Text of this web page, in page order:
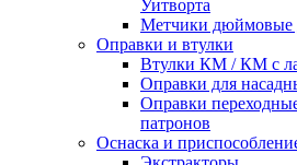
Уитворта
Метчики дюймовые
Оправки и втулки
Втулки КМ / КМ с
Оправки для
Оправки
патронов
Оснаска и